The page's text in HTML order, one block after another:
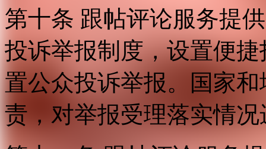
第十条 跟帖评论服务提
投诉举报制度，设置便
置公众投诉举报。国家
责，对举报受理落实情